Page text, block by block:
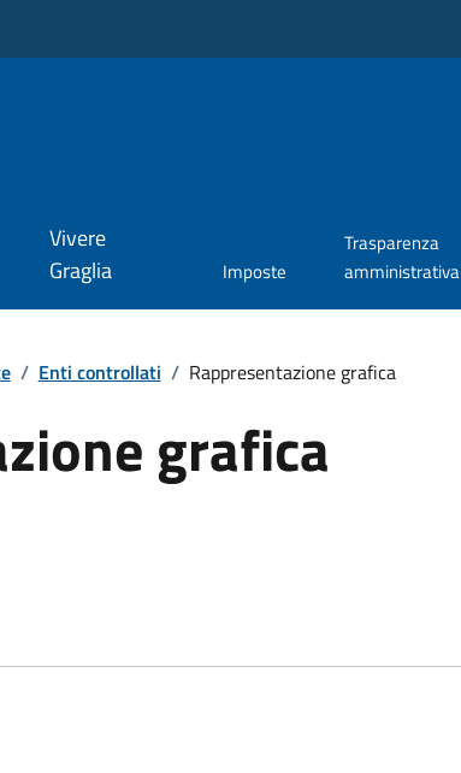
Vivere
Graglia
Imposte
Trasparenza
amministrativa
/ Enti controllati / Rappresentazione grafica
grafica